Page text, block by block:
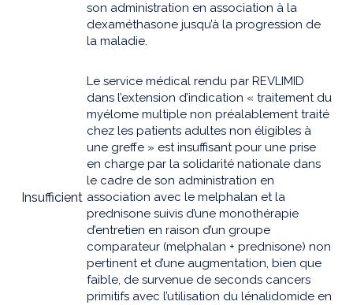
son administration en association à la
dexaméthasone jusqu’à la progression de
la maladie.
Insufficient
Le service médical rendu par REVLIMID
dans l’extension d’indication « traitement du
myélome multiple non préalablement traité
chez les patients adultes non éligibles à
une greffe » est insuffisant pour une prise
en charge par la solidarité nationale dans
le cadre de son administration en
association avec le melphalan et la
prednisone suivis d’une monothérapie
d’entretien en raison d’un groupe
comparateur (melphalan + prednisone) non
pertinent et d’une augmentation, bien que
faible, de survenue de seconds cancers
primitifs avec l’utilisation du lénalidomide en